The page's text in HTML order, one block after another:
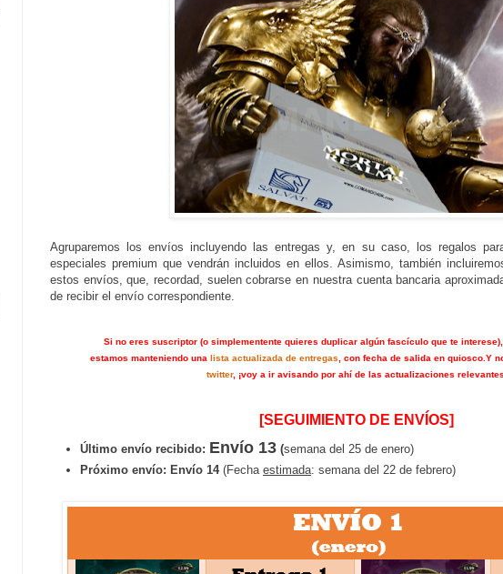
Agruparemos los envíos incluyendo las entregas y, en su caso, los regalos
especiales premium que vendrán incluidos en ellos. Asimismo, también
estos envíos, que, recordad, suelen cobrarse en nuestra cuenta bancaria
de recibir el envío correspondiente.
Si no eres suscriptor (o simplementente quieres duplicar algún fascículo que te
estamos manteniendo una lista actualizada de entregas , con fecha de salida en quiosco. Y
twitter, ¡voy a ir avisando por ahí de las actualizaciones
[SEGUIMIENTO DE ENVÍOS]
Último envío recibido: Envío 13 (semana del 25 de enero)
Próximo envío: Envío 14(Fecha estimada: semana del 22 de febrero)